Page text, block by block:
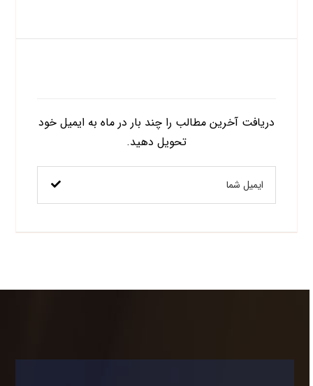
دریافت آخرین مطالب را چند بار در ماه به ایمیل خود
تحویل دهید.